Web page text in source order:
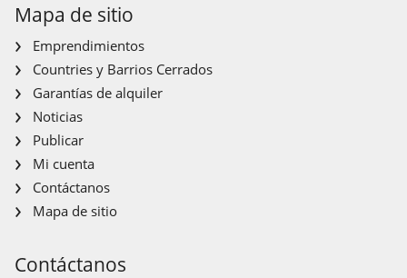
Mapa de sitio
Emprendimientos
Countries y Barrios Cerrados
Garantías de alquiler
Noticias
Publicar
Mi cuenta
Contáctanos
Mapa de sitio
Contáctanos